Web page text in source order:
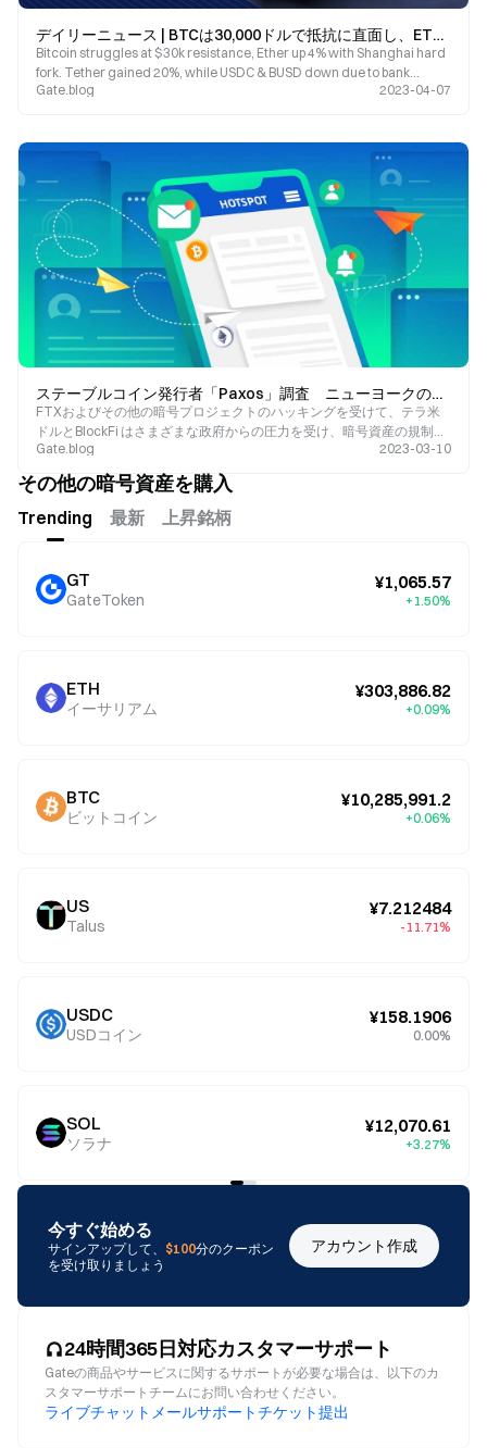
デイリーニュース | BTCは30,000ドルで抵抗に直面し、ETHは反発; ジョブレポート前のウォールストリートは慎重に進む、ビッグテックはブラード
Bitcoin struggles at $30k resistance, Ether up 4% with Shanghai hard
fork. Tether gained 20%, while USDC & BUSD down due to bank
troubles. Wall Street cautious pre-jobs report, expecting 230k jobs
Gate.blog 2023-04-07
ステーブルコイン発行者「Paxos」調査 ニューヨークの規制当局
FTXおよびその他の暗号プロジェクトのハッキングを受けて、テラ米
ドルとBlockFi はさまざまな政府からの圧力を受け、暗号資産の規制を
制定するよう求められています。すでに、英国と米国の両政府が主導
権を握っているのを見てきました。
Gate.blog 2023-03-10
その他の暗号資産を購入
Trending 最新 上昇銘柄
GT
GateToken
¥1,065.57
+1.50%
ETH
イーサリアム
¥303,886.82
+0.09%
BTC
ビットコイン
¥10,285,991.2
+0.06%
US
Talus
¥7.212484
-11.71%
USDC
USDコイン
¥158.1906
0.00%
SOL
ソラナ
¥12,070.61
+3.27%
今すぐ始める
サインアップして、 $100分のクーポン
を受け取りましょう
アカウント作成
24時間365日対応カスタマーサポート
Gateの商品やサービスに関するサポートが必要な場合は、以下のカ
スタマーサポートチームにお問い合わせください。
ライブチャット メールサポートチケット提出